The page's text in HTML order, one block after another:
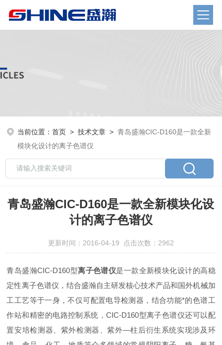
当前位置：首页 >技术文章 >青岛盛瀚CIC-D160是一款全新
模块化设计的离子色谱仪
青岛盛瀚CIC-D160是一款全新模块化设
计的离子色谱仪
更新时间：2016-04-19 点击次数：2962
青岛盛瀚CIC-D160型离子色谱仪是一款全新模块化设计的高稳
定性离子色谱仪，结合盛瀚自主研发核心技术产品和国外机械加
工工艺等于一身，不仅可配置电导检测器，结合功能*的色谱工
作站和精密的电路控制系统，CIC-D160型离子色谱仪还可以配
置安培检测器、紫外检测器、紫外—柱后衍生系统实现涉及环